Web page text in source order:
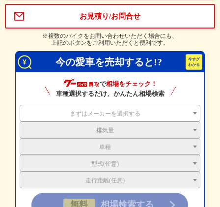
お見積り/お問合せ
※複数のバイクをお問い合わせいただく場合にも、
上記のボタンをご利用いただくと便利です。
今の愛車を売却すると!?
で相場をチェック！
車種選択するだけ、かんたん相場検索
まずはメーカーを選択する
排気量
車種
型式(任意)
走行距離(任意)